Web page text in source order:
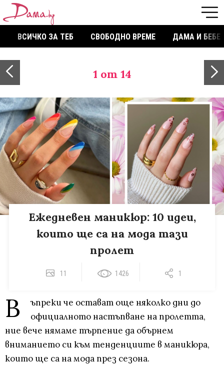
ВСИЧКО ЗА ТЕБ СВОБОДНО ВРЕМЕ ДАМА И БЕБЕ
1 от 14
Ежедневен маникюр: 10 идеи,
които ще са на мода тази
пролет
11 1426 1
В
ъпреки че остават още няколко дни до
официалното настъпване на пролетта,
ние вече нямаме търпение да обърнем
вниманието си към тенденциите в маникюра,
които ще са на мода през сезона.